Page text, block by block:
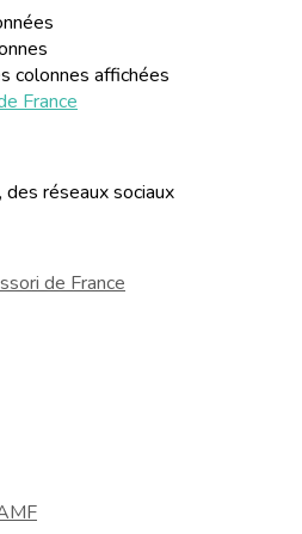
colonnes affichées
réseaux sociaux